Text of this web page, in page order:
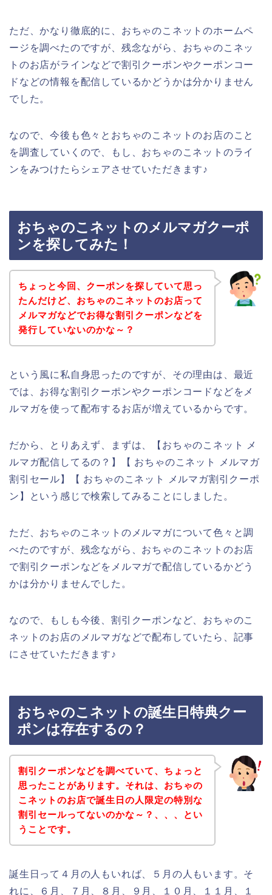
ただ、かなり徹底的に、おちゃのこネットのホームペ
ージを調べたのですが、残念ながら、おちゃのこネッ
トのお店がラインなどで割引クーポンやクーポンコー
ドなどの情報を配信しているかどうかは分かりません
でした。
なので、今後も色々とおちゃのこネットのお店のこと
を調査していくので、もし、おちゃのこネットのライ
ンをみつけたらシェアさせていただきます♪
おちゃのこネットのメルマガクーポ
ンを探してみた！
ちょっと今回、クーポンを探していて思っ
たんだけど、おちゃのこネットのお店って
メルマガなどでお得な割引クーポンなどを
発行していないのかな～？
という風に私自身思ったのですが、その理由は、最近
では、お得な割引クーポンやクーポンコードなどをメ
ルマガを使って配布するお店が増えているからです。
だから、とりあえず、まずは、【おちゃのこネット メ
ルマガ配信してるの？】【 おちゃのこネット メルマガ
割引セール】【 おちゃのこネット メルマガ割引クーポ
ン】という感じで検索してみることにしました。
ただ、おちゃのこネットのメルマガについて色々と調
べたのですが、残念ながら、おちゃのこネットのお店
で割引クーポンなどをメルマガで配信しているかどう
かは分かりませんでした。
なので、もしも今後、割引クーポンなど、おちゃのこ
ネットのお店のメルマガなどで配布していたら、記事
にさせていただきます♪
おちゃのこネットの誕生日特典クー
ポンは存在するの？
割引クーポンなどを調べていて、ちょっと
思ったことがあります。それは、おちゃの
こネットのお店で誕生日の人限定の特別な
割引セールってないのかな～？、、、とい
うことです。
誕生日って４月の人もいれば、５月の人もいます。そ
れに、６月、７月、８月、９月、１０月、１１月、１